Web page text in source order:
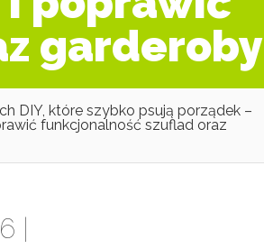
garderoby
DIY, które szybko psują porządek –
funkcjonalność szuflad oraz
|